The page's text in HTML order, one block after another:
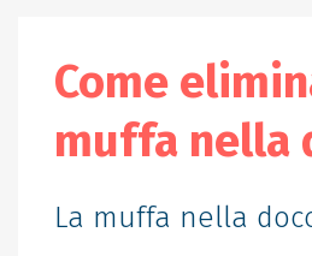
Come
muffa nella
La muffa nella